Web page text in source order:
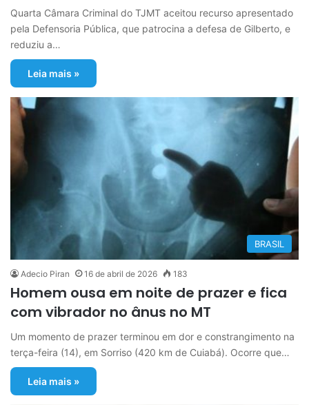
Quarta Câmara Criminal do TJMT aceitou recurso apresentado
pela Defensoria Pública, que patrocina a defesa de Gilberto, e
reduziu a…
Leia mais »
BRASIL
Adecio Piran 16 de abril de 2026 183
Homem ousa em noite de prazer e fica
com vibrador no ânus no MT
Um momento de prazer terminou em dor e constrangimento na
terça-feira (14), em Sorriso (420 km de Cuiabá). Ocorre que…
Leia mais »